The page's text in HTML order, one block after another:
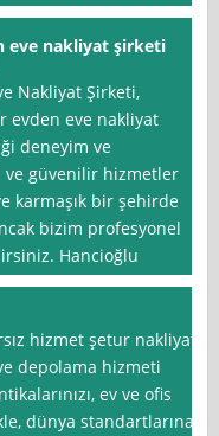
eve nakliyat şirketi
Nakliyat Şirketi,
evden eve nakliyat
deneyim ve
güvenilir hizmetler
karmaşık bir şehirde
bizim profesyonel
Hancioğlu
hizmet şetur nakliyat
depolama hizmeti
ev ve ofis
dünya standartlarına